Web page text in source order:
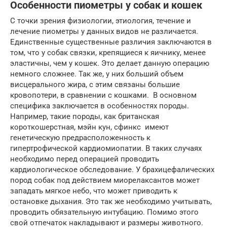
Особенности пиометры у собак и кошек
С точки зрения физиологии, этиология, течение и
лечение пиометры у данных видов не различается.
Единственные существенные различия заключаются в
том, что у собак связки, крепящиеся к яичнику, менее
эластичны, чем у кошек. Это делает данную операцию
немного сложнее. Так же, у них больший объем
висцерального жира, с этим связаны большие
кровопотери, в сравнении с кошками. В основном
специфика заключается в особенностях породы.
Например, такие породы, как британская
короткошерстная, мэйн кун, сфинкс имеют
генетическую предрасположенность к
гипертрофической кардиомиопатии. В таких случаях
необходимо перед операцией проводить
кардиологическое обследование. У брахицефалических
пород собак под действием миорелаксантов может
западать мягкое небо, что может приводить к
остановке дыхания. Это так же необходимо учитывать,
проводить обязательную интубацию. Помимо этого
свой отпечаток накладывают и размеры животного.